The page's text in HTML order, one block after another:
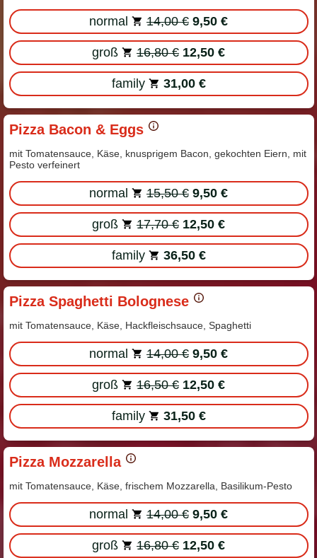
normal 14,00 € 9,50 €
groß 16,80 € 12,50 €
family 31,00 €
Pizza Bacon & Eggs
mit Tomatensauce, Käse, knusprigem Bacon, gekochten Eiern, mit
Pesto verfeinert
normal 15,50 € 9,50 €
groß 17,70 € 12,50 €
family 36,50 €
Pizza Spaghetti Bolognese
mit Tomatensauce, Käse, Hackfleischsauce, Spaghetti
normal 14,00 € 9,50 €
groß 16,50 € 12,50 €
family 31,50 €
Pizza Mozzarella
mit Tomatensauce, Käse, frischem Mozzarella, Basilikum-Pesto
normal 14,00 € 9,50 €
groß 16,80 € 12,50 €